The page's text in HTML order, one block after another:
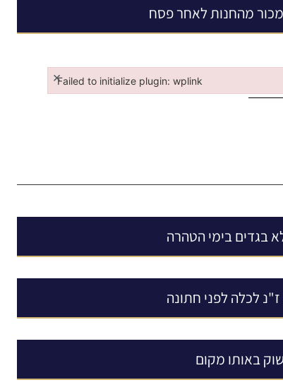
מהחנות לאחר פסח
בגדים בימי הטהרה
לכלה לפני חתונה
באותו מקום
Failed to initialize plugin: wplink
×
Failed to initialize plugin: wplink